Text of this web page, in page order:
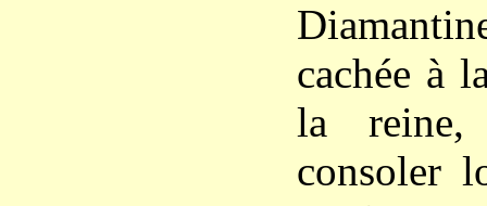
cachée à
la
consoler